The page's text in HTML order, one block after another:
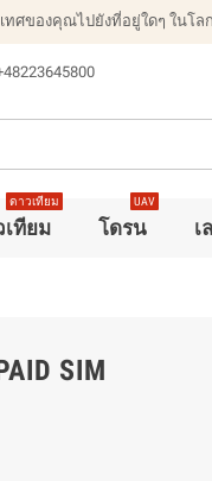
ทศของคุณไปยังที่อยู่ใดๆ ในโล
ทียม
ดาวเทียม
โดรน
UAV
เ
SIM